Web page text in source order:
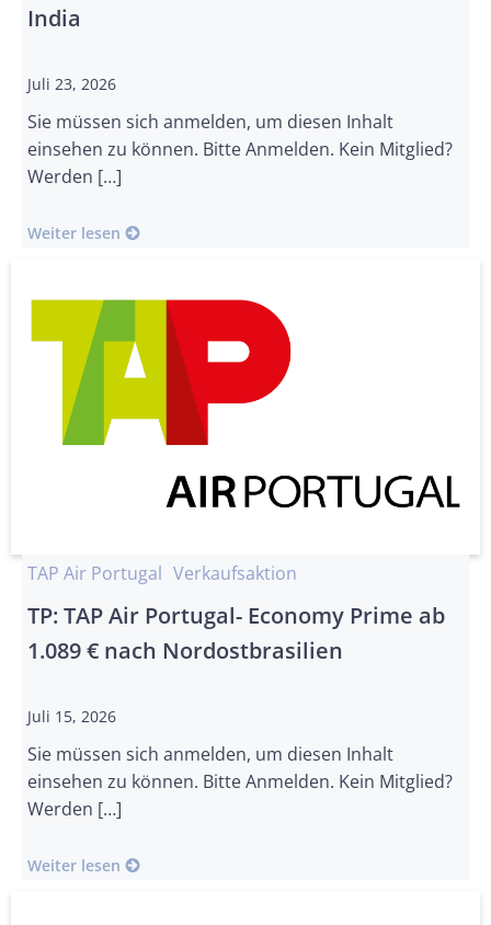
India
Juli 23, 2026
Sie müssen sich anmelden, um diesen Inhalt
einsehen zu können. Bitte Anmelden. Kein Mitglied?
Werden […]
Weiter lesen
TAP Air Portugal Verkaufsaktion
TP: TAP Air Portugal- Economy Prime ab
1.089 € nach Nordostbrasilien
Juli 15, 2026
Sie müssen sich anmelden, um diesen Inhalt
einsehen zu können. Bitte Anmelden. Kein Mitglied?
Werden […]
Weiter lesen